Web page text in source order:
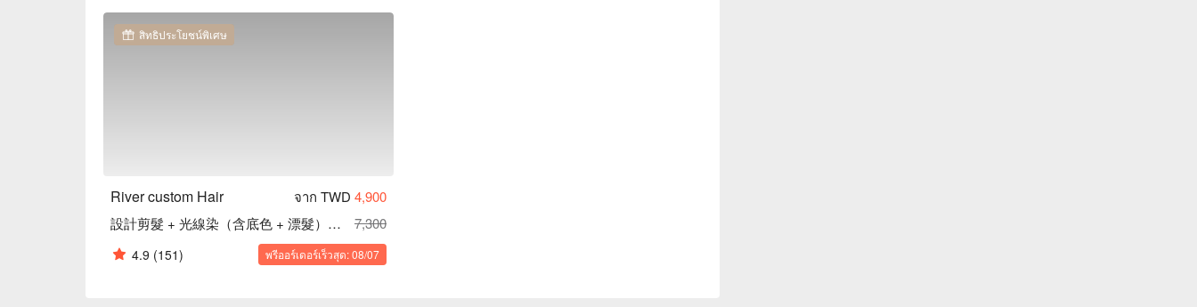
สิทธิประโยชน์พิเศษ
River custom Hair จาก TWD 4,900
設計剪髮 + 光線染（含底色 + 漂髮）｜不分髮長
7,300
4.9 (151) พรีออร์เดอร์เร็วสุด: 08/07